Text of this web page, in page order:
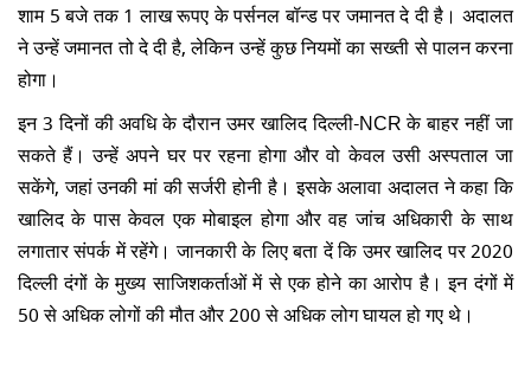
शाम 5 बजे तक 1 लाख रूपए के पर्सनल बॉन्ड पर जमानत दे दी है। अदालत
ने उन्हें जमानत तो दे दी है, लेकिन उन्हें कुछ नियमों का सख्ती से पालन करना
होगा।
इन 3 दिनों की अवधि के दौरान उमर खालिद दिल्ली-NCR के बाहर नहीं जा
सकते हैं। उन्हें अपने घर पर रहना होगा और वो केवल उसी अस्पताल जा
सकेंगे, जहां उनकी मां की सर्जरी होनी है। इसके अलावा अदालत ने कहा कि
खालिद के पास केवल एक मोबाइल होगा और वह जांच अधिकारी के साथ
लगातार संपर्क में रहेंगे। जानकारी के लिए बता दें कि उमर खालिद पर 2020
दिल्ली दंगों के मुख्य साजिशकर्ताओं में से एक होने का आरोप है। इन दंगों में
50 से अधिक लोगों की मौत और 200 से अधिक लोग घायल हो गए थे।